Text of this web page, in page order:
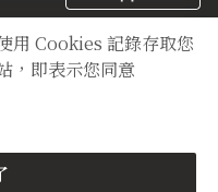
用 Cookies 記錄存取您
，即表示您同意
登錄字號
All right reserved.